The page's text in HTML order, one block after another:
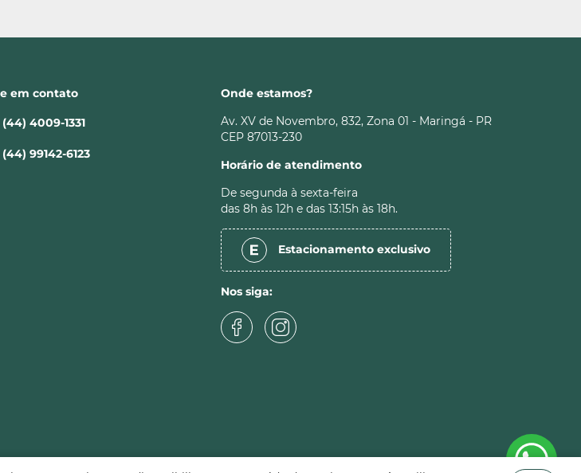
em contato
(44) 4009-1331
(44) 99142-6123
Onde estamos?
Av. XV de Novembro, 832, Zona 01 - Maringá - PR
CEP 87013-230
Horário de atendimento
De segunda à sexta-feira
das 8h às 12h e das 13:15h às 18h.
Estacionamento exclusivo
Nos siga: